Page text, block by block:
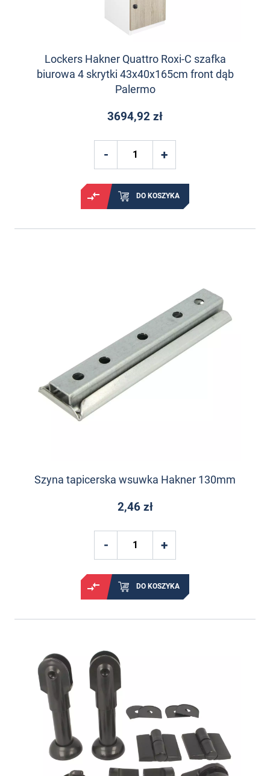
Lockers Hakner Quattro Roxi-C szafka
biurowa 4 skrytki 43x40x165cm front dąb
Palermo
3694,92 zł
DO KOSZYKA
Szyna tapicerska wsuwka Hakner 130mm
2,46 zł
DO KOSZYKA